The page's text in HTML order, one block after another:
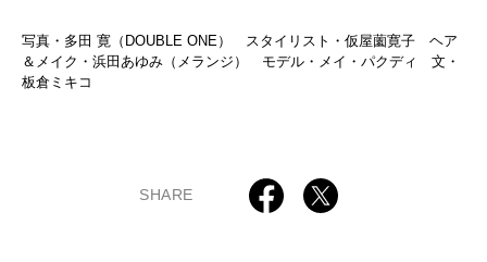
写真・多田 寛（DOUBLE ONE） スタイリスト・仮屋薗寛子 ヘア
＆メイク・浜田あゆみ（メランジ） モデル・メイ・パクディ 文・
板倉ミキコ
SHARE